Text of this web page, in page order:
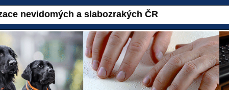
nevidomých a slabozrakých ČR